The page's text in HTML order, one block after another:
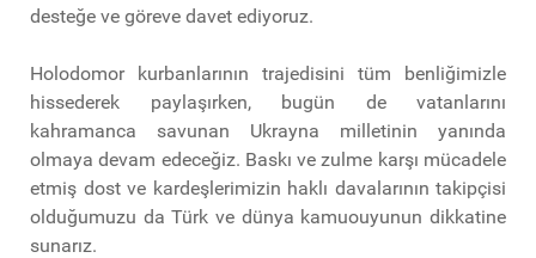
desteğe ve göreve davet ediyoruz.
Holodomor kurbanlarının trajedisini tüm benliğimizle
hissederek paylaşırken, bugün de vatanlarını
kahramanca savunan Ukrayna milletinin yanında
olmaya devam edeceğiz. Baskı ve zulme karşı mücadele
etmiş dost ve kardeşlerimizin haklı davalarının takipçisi
olduğumuzu da Türk ve dünya kamuouyunun dikkatine
sunarız.